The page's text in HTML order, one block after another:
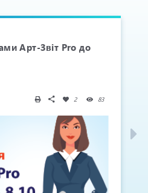
Арт-Звіт Pro до
2 83